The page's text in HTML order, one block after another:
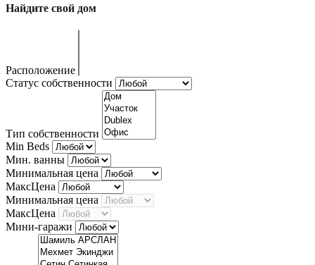
Найдите свой дом
Расположение
Статус собственности
Тип собственности
Min Beds
Мин. ванны
Минимальная цена
МаксЦена
Минимальная цена
МаксЦена
Мини-гаражи